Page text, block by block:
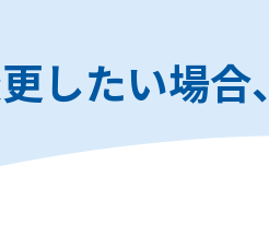
したい場合